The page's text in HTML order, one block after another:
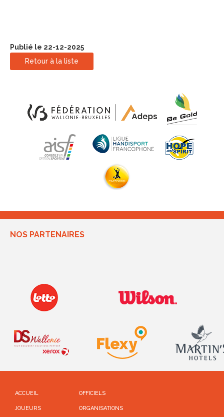
Publié le 22-12-2025
Retour à la liste
NOS PARTENAIRES
ACCUEIL
JOUEURS
OFFICIELS
ORGANISATIONS